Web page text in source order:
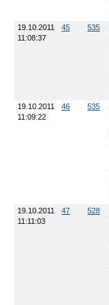
19.10.2011
11:08:37
45 535
19.10.2011
11:09:22
46 535
19.10.2011
11:11:03
47 528